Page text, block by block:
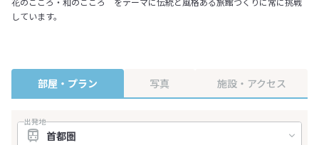
しています。
部屋・プラン 写真 施設・アクセス
出発地